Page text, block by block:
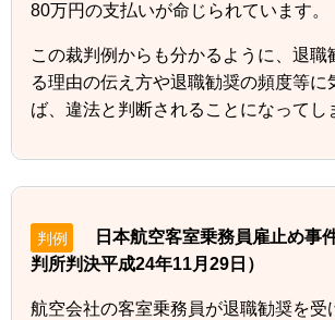
80万円の支払いが命じられています。
この裁判例からも分かるように、退職
る理由の伝え方や退職勧奨の頻度等に
ば、違法と判断されることになってし
判例
日本航空客室乗務員雇止め事
判所判決平成24年11月29日）
航空会社の客室乗務員が退職勧奨を受